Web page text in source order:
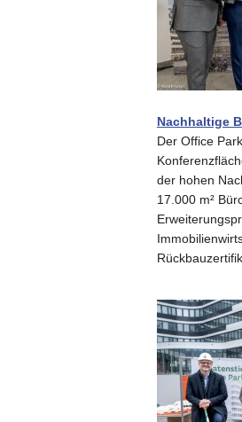
Nachhaltige
Der Office
der hohen
17.000 m²